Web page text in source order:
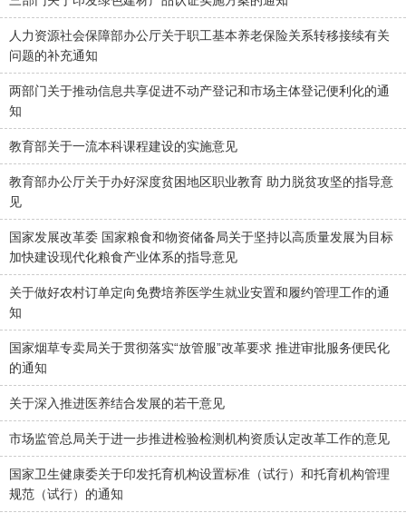
人力资源社会保障部办公厅关于职工基本养老保险关系转移接续有关
问题的补充通知
两部门关于推动信息共享促进不动产登记和市场主体登记便利化的通
知
教育部关于一流本科课程建设的实施意见
教育部办公厅关于办好深度贫困地区职业教育 助力脱贫攻坚的指导意
见
国家发展改革委 国家粮食和物资储备局关于坚持以高质量发展为目标
加快建设现代化粮食产业体系的指导意见
关于做好农村订单定向免费培养医学生就业安置和履约管理工作的通
知
国家烟草专卖局关于贯彻落实“放管服”改革要求 推进审批服务便民化
的通知
关于深入推进医养结合发展的若干意见
市场监管总局关于进一步推进检验检测机构资质认定改革工作的意见
国家卫生健康委关于印发托育机构设置标准（试行）和托育机构管理
规范（试行）的通知